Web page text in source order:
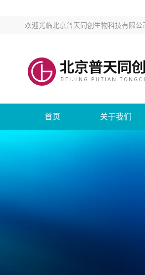
欢迎光临北京普天同创生物科技有限公
首页 关于我们